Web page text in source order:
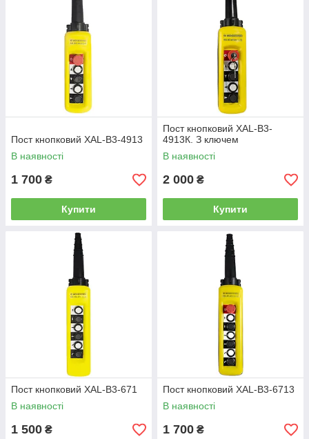
Пост кнопковий XAL-B3-4913
В наявності
1 700 ₴
Купити
Пост кнопковий XAL-B3-
4913К. З ключем
В наявності
2 000 ₴
Купити
Пост кнопковий XAL-B3-671
В наявності
1 500 ₴
Пост кнопковий XAL-B3-6713
В наявності
1 700 ₴